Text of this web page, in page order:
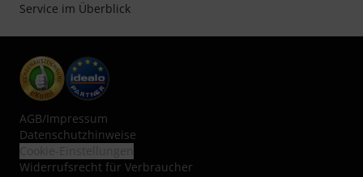
Service im Überblick
AGB/Impressum
Datenschutzhinweise
Widerrufsrecht für Verbraucher